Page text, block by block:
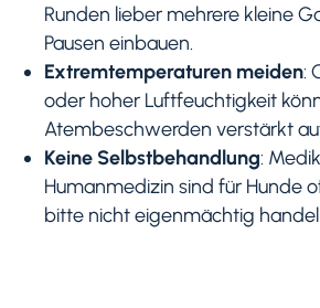
Runden lieber mehrere kleine
Pausen einbauen.
Extremtemperaturen meiden:
oder hoher Luftfeuchtigkeit
Atembeschwerden verstärkt
Keine Selbstbehandlung:
Humanmedizin sind für Hunde
bitte nicht eigenmächtig